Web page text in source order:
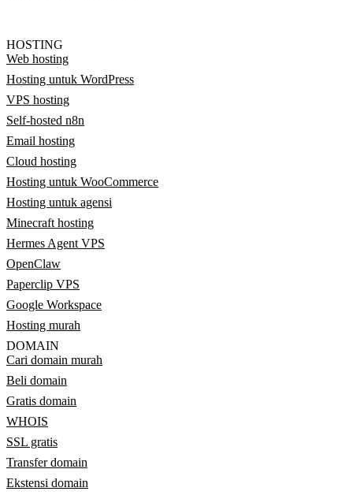
HOSTING
Web hosting
Hosting untuk WordPress
VPS hosting
Self-hosted n8n
Email hosting
Cloud hosting
Hosting untuk WooCommerce
Hosting untuk agensi
Minecraft hosting
Hermes Agent VPS
OpenClaw
Paperclip VPS
Google Workspace
Hosting murah
DOMAIN
Cari domain murah
Beli domain
Gratis domain
WHOIS
SSL gratis
Transfer domain
Ekstensi domain